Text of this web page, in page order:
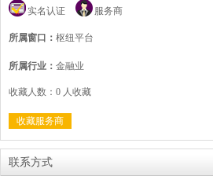
实名认证 服务商
所属窗口： 枢纽平台
所属行业： 金融业
收藏人数：0 人收藏
收藏服务商
联系方式